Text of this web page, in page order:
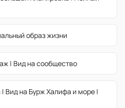
образ жизни
| Вид на сообщество
Вид на Бурж Халифа и море |